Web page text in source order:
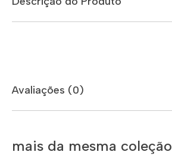
Avaliações (0)
mais da mesma coleção